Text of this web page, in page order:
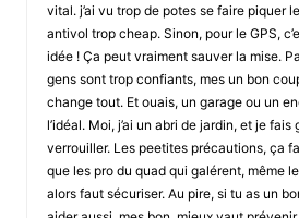
vital. j’ai vu trop de potes se faire piquer
antivol trop cheap. Sinon, pour le GPS,
idée ! Ça peut vraiment sauver la mise.
gens sont trop confiants, mes un bon
change tout. Et ouais, un garage ou un
l’idéal. Moi, j’ai un abri de jardin, et je
verrouiller. Les peetites précautions, ça
que les pro du quad qui galérent, même
alors faut sécuriser. Au pire, si tu as un